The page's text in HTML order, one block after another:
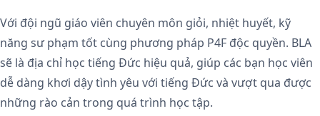
Với đội ngũ giáo viên chuyên môn giỏi, nhiệt huyết, kỹ
năng sư phạm tốt cùng phương pháp P4F độc quyền. BLA
sẽ là địa chỉ học tiếng Đức hiệu quả, giúp các bạn học viên
dễ dàng khơi dậy tình yêu với tiếng Đức và vượt qua được
những rào cản trong quá trình học tập.